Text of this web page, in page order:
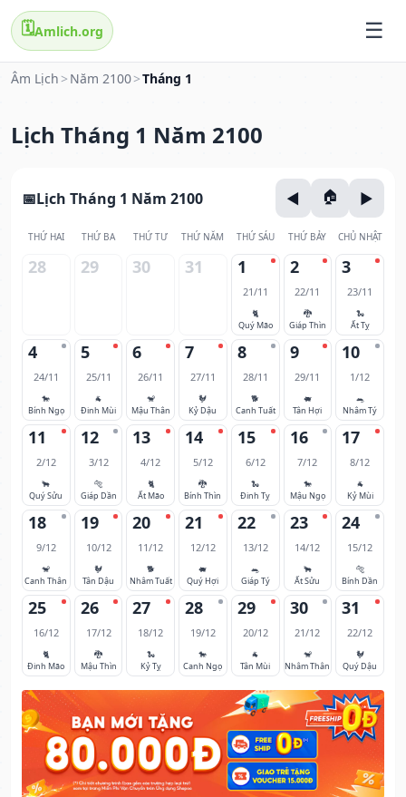
🗓️Amlich.org
Âm Lịch > Năm 2100>Tháng 1
Lịch Tháng 1 Năm 2100
Lịch Tháng 1 Năm 2100
THỨ HAI THỨ BA THỨ TƯ THỨ NĂM THỨ SÁU THỨ BẢY CHỦ NHẬT
28 29 30 31 1
21/11
🐈
Quý Mão
2
22/11
🐉
Giáp Thìn
3
23/11
🐍
Ất Tỵ
4
24/11
🐎
Bính Ngọ
5
25/11
🐐
Đinh Mùi
6
26/11
🐒
Mậu Thân
7
27/11
🐓
Kỷ Dậu
8
28/11
🐕
Canh Tuất
9
29/11
🐖
Tân Hợi
10
1/12
🐀
Nhâm Tý
11
2/12
🐂
Quý Sửu
12
3/12
🐅
Giáp Dần
13
4/12
🐈
Ất Mão
14
5/12
🐉
Bính Thìn
15
6/12
🐍
Đinh Tỵ
16
7/12
🐎
Mậu Ngọ
17
8/12
🐐
Kỷ Mùi
18
9/12
🐒
Canh Thân
19
10/12
🐓
Tân Dậu
20
11/12
🐕
Nhâm Tuất
21
12/12
🐖
Quý Hợi
22
13/12
🐀
Giáp Tý
23
14/12
🐂
Ất Sửu
24
15/12
🐅
Bính Dần
25
16/12
🐈
Đinh Mão
26
17/12
🐉
Mậu Thìn
27
18/12
🐍
Kỷ Tỵ
28
19/12
🐎
Canh Ngọ
29
20/12
🐐
Tân Mùi
30
21/12
🐒
Nhâm Thân
31
22/12
🐓
Quý Dậu